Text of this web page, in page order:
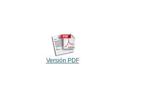
Versión PDF